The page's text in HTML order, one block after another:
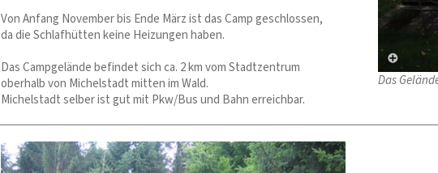
Von Anfang November bis Ende März ist das Camp geschlossen,
da die Schlafhütten keine Heizungen haben.
Das Campgelände befindet sich ca. 2 km vom Stadtzentrum
oberhalb von Michelstadt mitten im Wald.
Michelstadt selber ist gut mit Pkw/Bus und Bahn erreichbar.
Das